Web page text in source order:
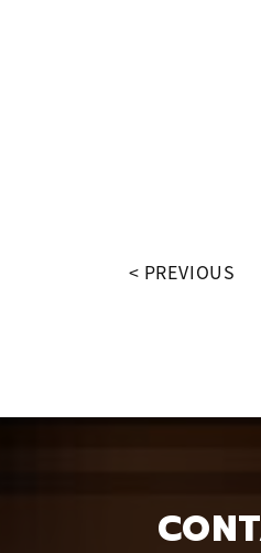
PREVIOUS